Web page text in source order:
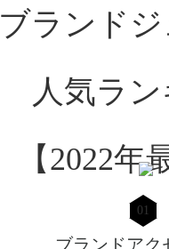
ブランド
人気ラ
【2022年
01
ブランドアク